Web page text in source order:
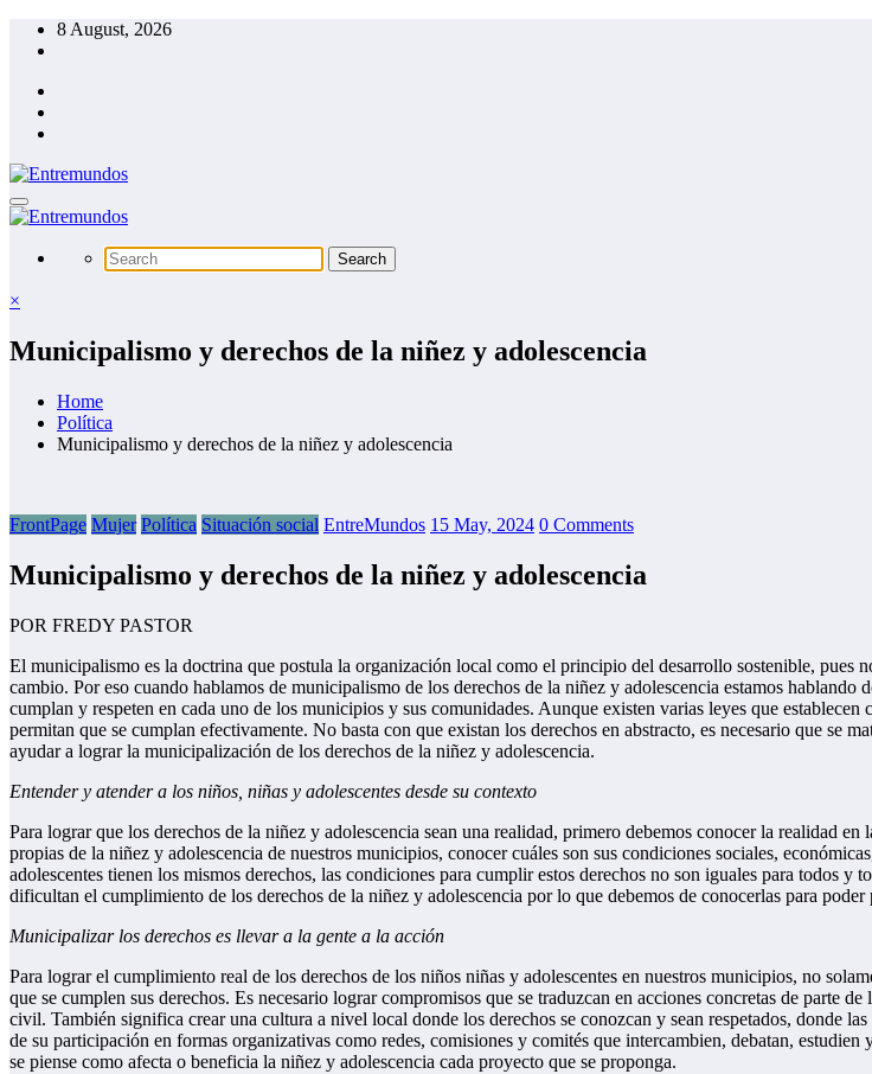
Skip
8 August, 2026
×
Municipalismo y derechos de la niñez y adolescencia
Home
Política
Municipalismo y derechos de la niñez y adolescencia
FrontPage Mujer Política Situación social EntreMundos 15 May, 2024 0 Comments
Municipalismo y derechos de la niñez y adolescencia
POR FREDY PASTOR
El municipalismo es la doctrina que postula la organización local como el principio del desarrollo sostenible, pues
cambio. Por eso cuando hablamos de municipalismo de los derechos de la niñez y adolescencia estamos
cumplan y respeten en cada uno de los municipios y sus comunidades. Aunque existen varias leyes que
permitan que se cumplan efectivamente. No basta con que existan los derechos en abstracto, es necesario que se
ayudar a lograr la municipalización de los derechos de la niñez y adolescencia.
Entender y atender a los niños, niñas y adolescentes desde su contexto
Para lograr que los derechos de la niñez y adolescencia sean una realidad, primero debemos conocer la realidad
propias de la niñez y adolescencia de nuestros municipios, conocer cuáles son sus condiciones sociales,
adolescentes tienen los mismos derechos, las condiciones para cumplir estos derechos no son iguales para todos
dificultan el cumplimiento de los derechos de la niñez y adolescencia por lo que debemos de conocerlas para
Municipalizar los derechos es llevar a la gente a la acción
Para lograr el cumplimiento real de los derechos de los niños niñas y adolescentes en nuestros municipios, no
que se cumplen sus derechos. Es necesario lograr compromisos que se traduzcan en acciones concretas de parte
civil. También significa crear una cultura a nivel local donde los derechos se conozcan y sean respetados, donde
de su participación en formas organizativas como redes, comisiones y comités que intercambien, debatan,
se piense como afecta o beneficia la niñez y adolescencia cada proyecto que se proponga.